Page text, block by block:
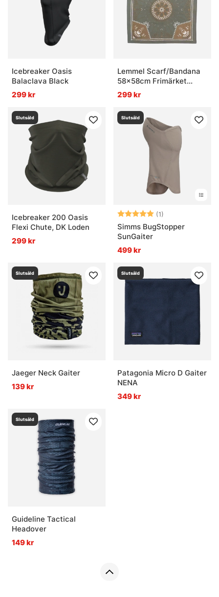
Icebreaker Oasis
Balaclava Black
299 kr
Lemmel Scarf/Bandana
58x58cm Frimärket
Green
299 kr
Slutsåld
Icebreaker 200 Oasis
Flexi Chute, DK Loden
299 kr
Slutsåld
Betyg: (1)
Simms BugStopper
SunGaiter
499 kr
Slutsåld
Jaeger Neck Gaiter
139 kr
Slutsåld
Patagonia Micro D Gaiter
NENA
349 kr
Slutsåld
Guideline Tactical
Headover
149 kr